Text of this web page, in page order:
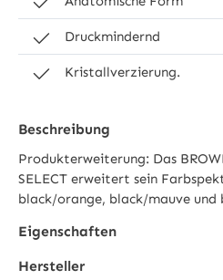
Druckmindernd
Kristallverzierung.
Beschreibung
Produkterweiterung: Das
SELECT erweitert sein
black/orange, black/mauve und
Eigenschaften
Hersteller